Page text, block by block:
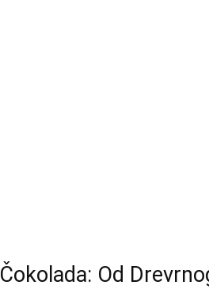
Čokolada: Od